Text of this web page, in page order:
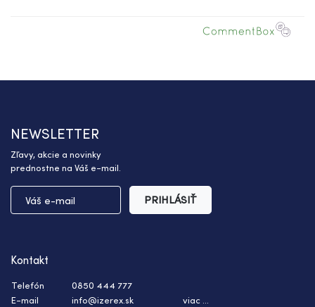
NEWSLETTER
Zľavy, akcie a novinky
prednostne na Váš e-mail.
PRIHLÁSIŤ
Kontakt
Telefón
0850 444 777
E-mail
info@izerex.sk viac ...